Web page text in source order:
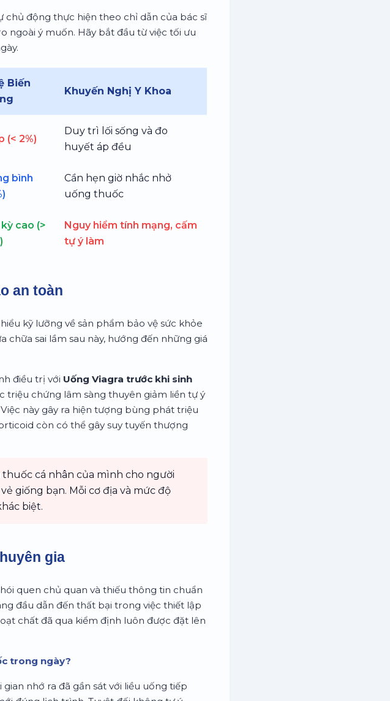
chủ động thực hiện theo chỉ dẫn của bác sĩ
ngoài ý muốn. Hãy bắt đầu từ việc tối ưu
Biến
Khuyến Nghị Y Khoa
(< 2%)
Duy trì lối sống và đo
huyết áp đều
bình
Cần hẹn giờ nhắc nhở
uống thuốc
cao (>
Nguy hiểm tính mạng, cấm
tự ý làm
an toàn
kỹ lưỡng về sản phẩm bảo vệ sức khỏe
sai lầm sau này, hướng đến những giá
điều trị với Uống Viagra trước khi sinh
triệu chứng lâm sàng thuyên giảm liền tự ý
này gây ra hiện tượng bùng phát triệu
còn có thể gây suy tuyến thượng
cá nhân của mình cho người
giống bạn. Mỗi cơ địa và mức độ
biệt.
gia
quen chủ quan và thiếu thông tin chuẩn
đầu dẫn đến thất bại trong việc thiết lập
chất đã qua kiểm định luôn được đặt lên
trong ngày?
nhớ ra đã gần sát với liều uống tiếp